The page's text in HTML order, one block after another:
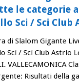
le categorie
Sci / Sci Club
di Slalom Gigante
Sci / Sci Club Astrio
VALLECAMONICA
Risultati della